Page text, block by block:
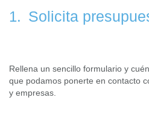
1. Solicita
Rellena un sencillo formulario y
que podamos ponerte en contacto
y empresas.